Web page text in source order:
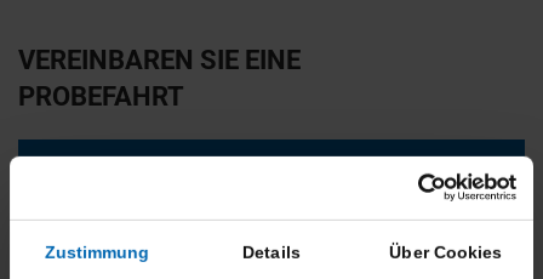
Zustimmung Details Über Cookies
VEREINBAREN SIE EINE
PROBEFAHRT
+49 (0)871 – 78064029